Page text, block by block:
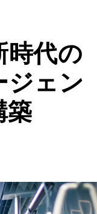
時代の
ジェン
築